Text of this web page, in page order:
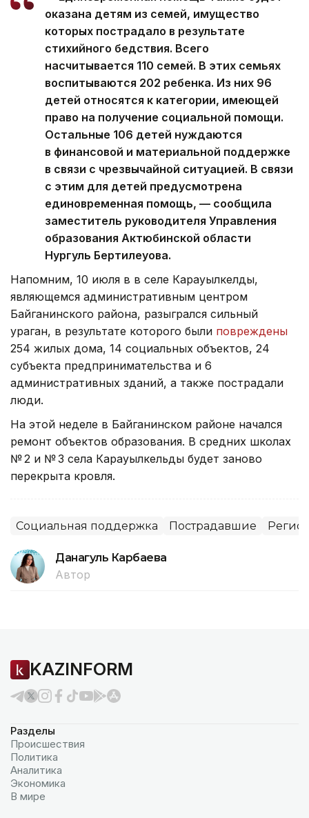
оказана детям из семей, имущество
которых пострадало в результате
стихийного бедствия. Всего
насчитывается 110 семей. В этих семьях
воспитываются 202 ребенка. Из них 96
детей относятся к категории, имеющей
право на получение социальной помощи.
Остальные 106 детей нуждаются
в финансовой и материальной поддержке
в связи с чрезвычайной ситуацией. В связи
с этим для детей предусмотрена
единовременная помощь, — сообщила
заместитель руководителя Управления
образования Актюбинской области
Нургуль Бертилеуова.
Напомним, 10 июля в в селе Карауылкелды,
являющемся административным центром
Байганинского района, разыгрался сильный
ураган, в результате которого были повреждены
254 жилых дома, 14 социальных объектов, 24
субъекта предпринимательства и 6
административных зданий, а также пострадали
люди.
На этой неделе в Байганинском районе начался
ремонт объектов образования. В средних школах
№ 2 и № 3 села Карауылкельды будет заново
перекрыта кровля.
Социальная поддержка Пострадавшие
Данагуль Карбаева
Автор
KAZINFORM
Разделы
Происшествия
Политика
Аналитика
Экономика
В мире